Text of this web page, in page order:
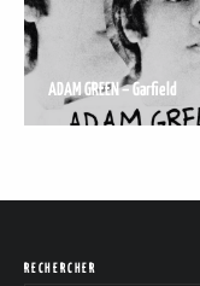
ADAM GREEN – Garfield
RECHERCHER